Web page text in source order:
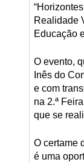
Realidade
Educação
O evento,
Inês do
e com
na 2.ª
que se
O certame
é uma